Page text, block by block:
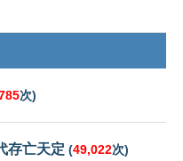
次)
存亡天定 (49,022次)